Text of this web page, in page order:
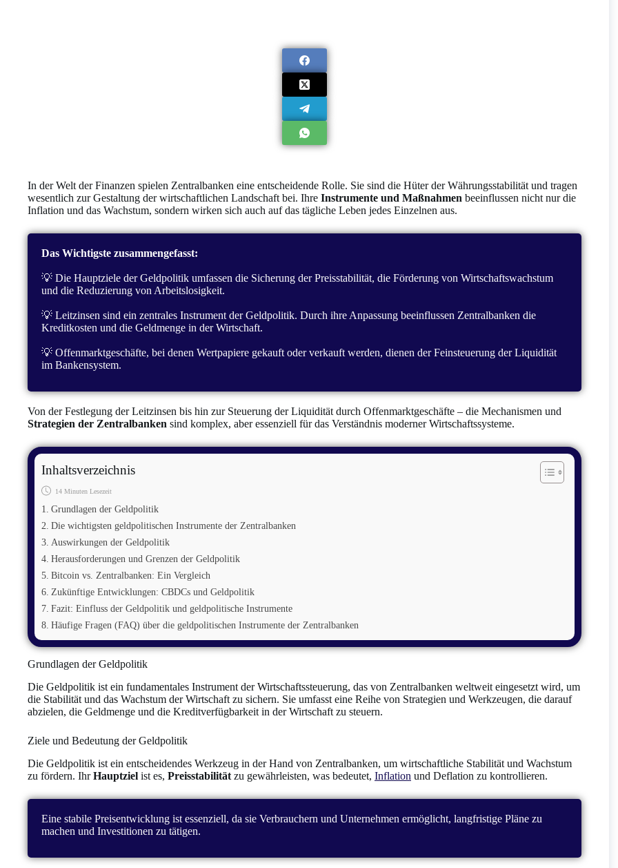
In der Welt der Finanzen spielen Zentralbanken eine entscheidende Rolle. Sie sind die Hüter der Währungsstabilität und tragen
wesentlich zur Gestaltung der wirtschaftlichen Landschaft bei. Ihre Instrumente und Maßnahmen beeinflussen nicht nur die
Inflation und das Wachstum, sondern wirken sich auch auf das tägliche Leben jedes Einzelnen aus.
Das Wichtigste zusammengefasst:
💡 Die Hauptziele der Geldpolitik umfassen die Sicherung der Preisstabilität, die Förderung von Wirtschaftswachstum
und die Reduzierung von Arbeitslosigkeit.
💡 Leitzinsen sind ein zentrales Instrument der Geldpolitik. Durch ihre Anpassung beeinflussen Zentralbanken die
Kreditkosten und die Geldmenge in der Wirtschaft.
💡 Offenmarktgeschäfte, bei denen Wertpapiere gekauft oder verkauft werden, dienen der Feinsteuerung der Liquidität
im Bankensystem.
Von der Festlegung der Leitzinsen bis hin zur Steuerung der Liquidität durch Offenmarktgeschäfte – die Mechanismen und
Strategien der Zentralbanken sind komplex, aber essenziell für das Verständnis moderner Wirtschaftssysteme.
Inhaltsverzeichnis
14 Minuten Lesezeit
Grundlagen der Geldpolitik
Die wichtigsten geldpolitischen Instrumente der Zentralbanken
Auswirkungen der Geldpolitik
Herausforderungen und Grenzen der Geldpolitik
Bitcoin vs. Zentralbanken: Ein Vergleich
Zukünftige Entwicklungen: CBDCs und Geldpolitik
Fazit: Einfluss der Geldpolitik und geldpolitische Instrumente
Häufige Fragen (FAQ) über die geldpolitischen Instrumente der Zentralbanken
Grundlagen der Geldpolitik
Die Geldpolitik ist ein fundamentales Instrument der Wirtschaftssteuerung, das von Zentralbanken weltweit eingesetzt wird, um
die Stabilität und das Wachstum der Wirtschaft zu sichern. Sie umfasst eine Reihe von Strategien und Werkzeugen, die darauf
abzielen, die Geldmenge und die Kreditverfügbarkeit in der Wirtschaft zu steuern.
Ziele und Bedeutung der Geldpolitik
Die Geldpolitik ist ein entscheidendes Werkzeug in der Hand von Zentralbanken, um wirtschaftliche Stabilität und Wachstum
zu fördern. IhrHauptziel ist es, Preisstabilität zu gewährleisten, was bedeutet, Inflation und Deflation zu kontrollieren.
Eine stabile Preisentwicklung ist essenziell, da sie Verbrauchern und Unternehmen ermöglicht, langfristige Pläne zu
machen und Investitionen zu tätigen.